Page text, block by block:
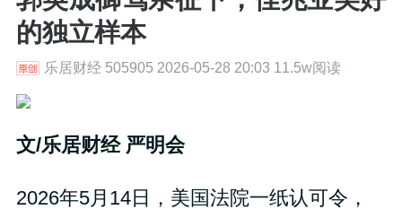
的独立样本
乐居财经 505905 2026-05-28 20:03 11.5w阅读
文/乐居财经 严明会
2026年5月14日，美国法院一纸认可令，